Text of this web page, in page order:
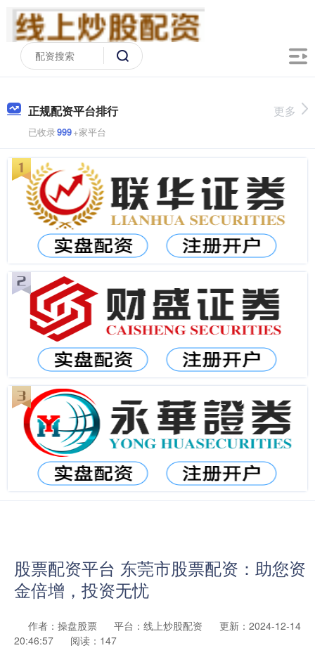
正规配资平台排行
已收录999+家平台
更多
股票配资平台 东莞市股票配资：助您资
金倍增，投资无忧
作者：操盘股票 平台：线上炒股配资
更新：2024-12-14
20:46:57
阅读：147